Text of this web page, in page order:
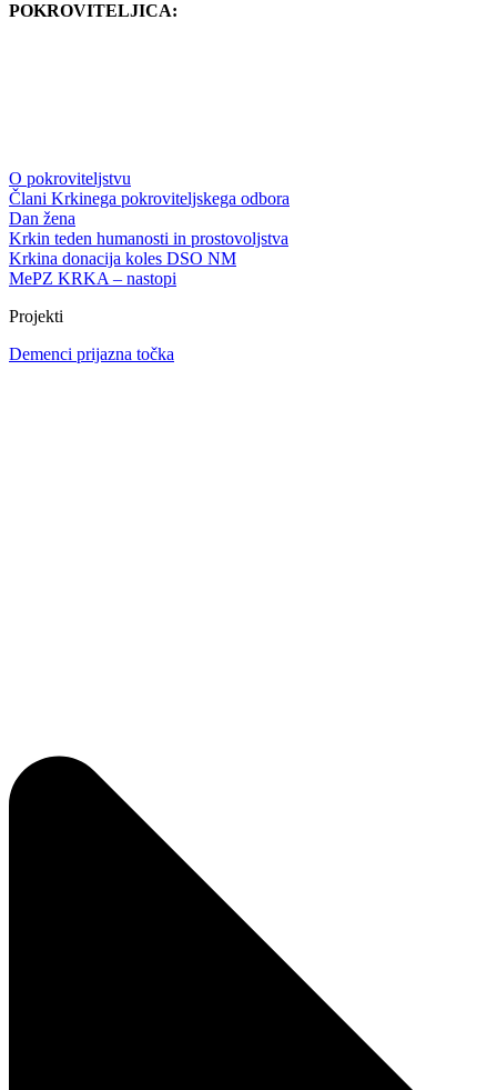
POKROVITELJICA:
O pokroviteljstvu
Člani Krkinega pokroviteljskega odbora
Dan žena
Krkin teden humanosti in prostovoljstva
Krkina donacija koles DSO NM
MePZ KRKA – nastopi
Projekti
Demenci prijazna točka